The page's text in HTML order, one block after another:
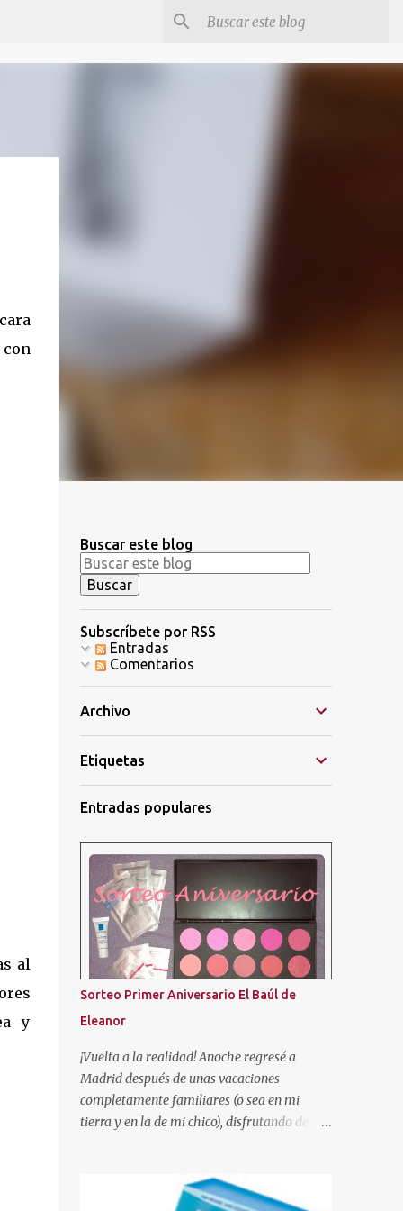
con
al
y
Buscar este blog
Subscríbete por RSS
Entradas
Comentarios
Archivo
Etiquetas
Entradas populares
Sorteo Primer Aniversario El Baúl de
Eleanor
¡Vuelta a la realidad! Anoche regresé a
Madrid después de unas vacaciones
completamente familiares (o sea en mi
tierra y en la de mi chico), disfrutando de
traigo el sorteo prometido para celebrar este